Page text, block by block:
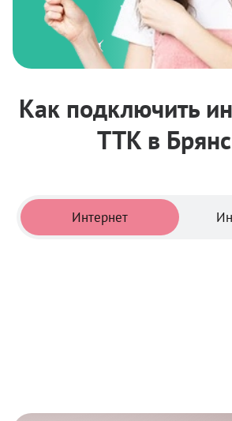
Как подключить
ТТК в
Интернет